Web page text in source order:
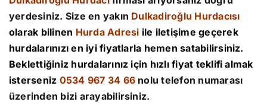
yerdesiniz. Size en yakın Dulkadiroğlu Hurdacısı
olarak bilinen Hurda Adresi ile iletişime geçerek
hurdalarınızı en iyi fiyatlarla hemen satabilirsiniz.
Beklettiğiniz hurdalarınız için hızlı fiyat teklifi almak
isterseniz 0534 967 34 66 nolu telefon numarası
üzerinden bizi arayabilirsiniz.